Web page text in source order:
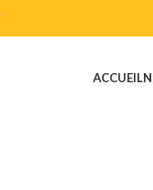
ACCUEIL